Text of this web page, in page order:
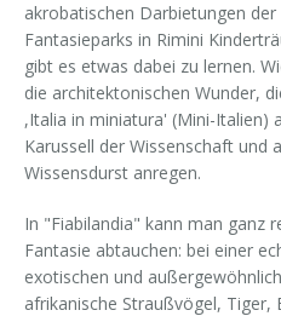
akrobatischen Darbietungen
Fantasieparks in Rimini
gibt es etwas dabei zu lernen.
die architektonischen Wunder,
,Italia in miniatura' (Mini-Italien)
Karussell der Wissenschaft und
Wissensdurst anregen.
In "Fiabilandia" kann man ganz
Fantasie abtauchen: bei einer
exotischen und
afrikanische Straußvögel, Tiger,